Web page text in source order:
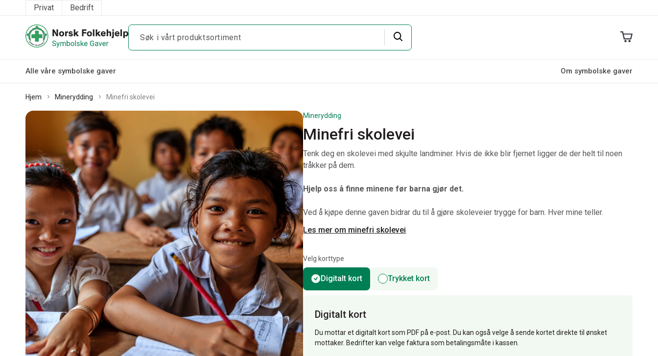
Privat Bedrift
Alle våre symbolske gaver Om symbolske gaver
Hjem Minerydding Minefri skolevei
Minerydding
Minefri skolevei
Tenk deg en skolevei med skjulte landminer. Hvis de ikke blir fjernet ligger de der helt til noen
tråkker på dem.
Hjelp oss å finne minene før barna gjør det.
Ved å kjøpe denne gaven bidrar du til å gjøre skoleveier trygge for barn. Hver mine teller.
Les mer om minefri skolevei
Velg korttype
Digitalt kort Trykket kort
Digitalt kort
Du mottar et digitalt kort som PDF på e-post. Du kan også velge å sende kortet direkte til ønsket
mottaker. Bedrifter kan velge faktura som betalingsmåte i kassen.